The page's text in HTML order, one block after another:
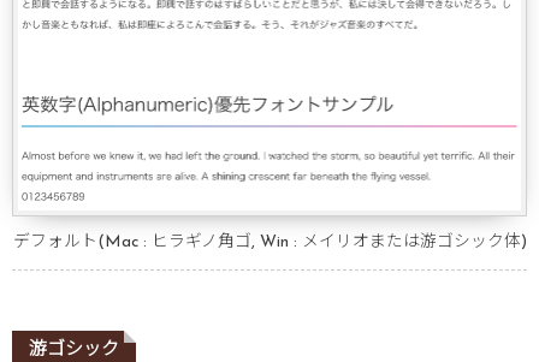
デフォルト(Mac : ヒラギノ角ゴ, Win : メイリオまたは游ゴシック体)
游ゴシック